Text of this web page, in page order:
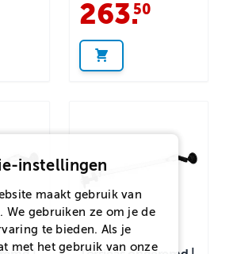
263.
50
instellingen
maakt gebruik van
We gebruiken ze om je de
te bieden. Als je
met het gebruik van onze